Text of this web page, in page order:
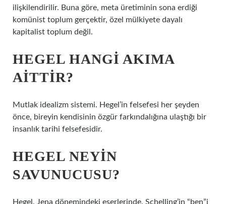
ilişkilendirilir. Buna göre, meta üretiminin sona erdiği
komünist toplum gerçektir, özel mülkiyete dayalı
kapitalist toplum değil.
HEGEL HANGI AKIMA
AITTIR?
Mutlak idealizm sistemi. Hegel’in felsefesi her şeyden
önce, bireyin kendisinin özgür farkındalığına ulaştığı bir
insanlık tarihi felsefesidir.
HEGEL NEYIN
SAVUNUCUSU?
Hegel, Jena dönemindeki eserlerinde, Schelling’in “ben”i